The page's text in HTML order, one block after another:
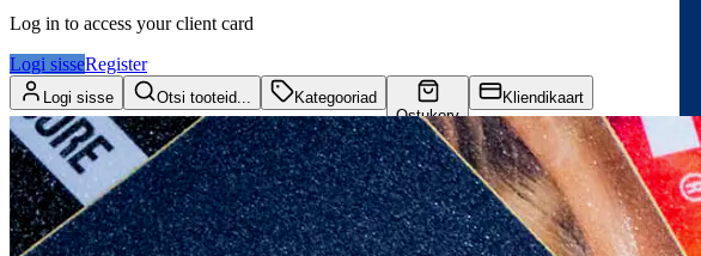
Log in to access your client card
Logi sisseRegister
Logi sisse Otsi tooteid...
Kategooriad
Ostukorv
Kliendikaart